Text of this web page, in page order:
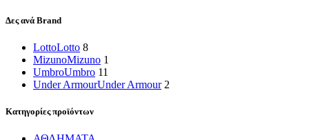
Δες ανά Brand
LottoLotto 8
MizunoMizuno 1
UmbroUmbro 11
Under ArmourUnder Armour 2
Κατηγορίες προϊόντων